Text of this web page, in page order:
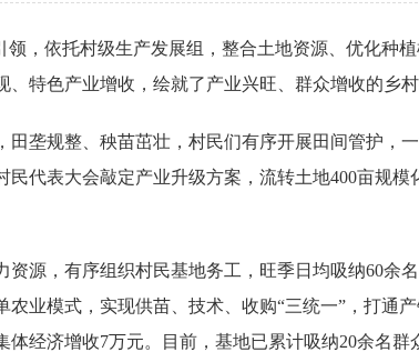
领，依托村级生产发展组，整合土地资源、优化种
特色产业增收，绘就了产业兴旺、群众增收的乡村
垄规整、秧苗茁壮，村民们有序开展田间管护，
代表大会敲定产业升级方案，流转土地400亩规
资源，有序组织村民基地务工，旺季日均吸纳60余
农业模式，实现供苗、技术、收购“三统一”，打通
体经济增收7万元。目前，基地已累计吸纳20余名